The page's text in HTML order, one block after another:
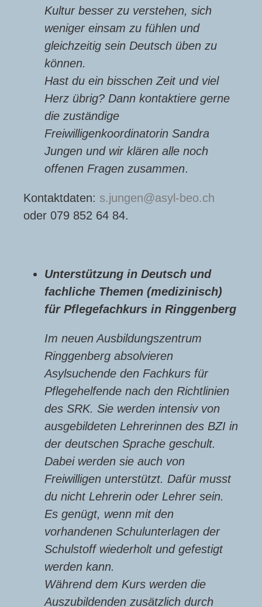
Kultur besser zu verstehen, sich
weniger einsam zu fühlen und
gleichzeitig sein Deutsch üben zu
können.
Hast du ein bisschen Zeit und viel
Herz übrig? Dann kontaktiere gerne
die zuständige
Freiwilligenkoordinatorin Sandra
Jungen und wir klären alle noch
offenen Fragen zusammen.
Kontaktdaten: s.jungen
asyl-beo.ch
oder 079 852 64 84.
Unterstützung in Deutsch und
fachliche Themen (medizinisch)
für Pflegefachkurs in Ringgenberg
Im neuen Ausbildungszentrum
Ringgenberg absolvieren
Asylsuchende den Fachkurs für
Pflegehelfende nach den Richtlinien
des SRK. Sie werden intensiv von
ausgebildeten Lehrerinnen des BZI in
der deutschen Sprache geschult.
Dabei werden sie auch von
Freiwilligen unterstützt. Dafür musst
du nicht Lehrerin oder Lehrer sein.
Es genügt, wenn mit den
vorhandenen Schulunterlagen der
Schulstoff wiederholt und gefestigt
werden kann.
Während dem Kurs werden die
Auszubildenden zusätzlich durch